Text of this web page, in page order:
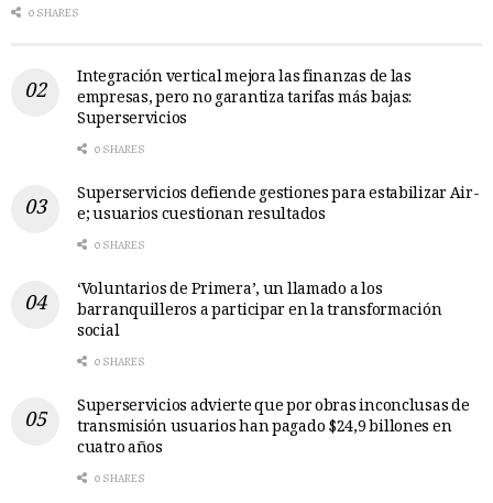
0 SHARES
Integración vertical mejora las finanzas de las
empresas, pero no garantiza tarifas más bajas:
Superservicios
0 SHARES
Superservicios defiende gestiones para estabilizar Air-
e; usuarios cuestionan resultados
0 SHARES
‘Voluntarios de Primera’, un llamado a los
barranquilleros a participar en la transformación
social
0 SHARES
Superservicios advierte que por obras inconclusas de
transmisión usuarios han pagado $24,9 billones en
cuatro años
0 SHARES